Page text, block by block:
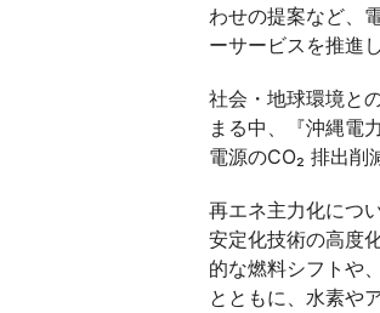
わせの提案など、
ーサービスを推進
社会・地球環境と
まる中、『沖縄電
電源のCO₂ 排出削
再エネ主力化につ
安定化技術の高度
的な燃料シフトや
とともに、水素や